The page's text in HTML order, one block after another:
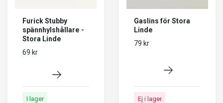
Furick Stubby
spännhylshållare -
Stora Linde
69 kr
I lager
Gaslins för Stora
Linde
79 kr
Ej i lager